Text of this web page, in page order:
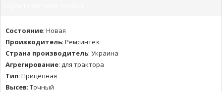
Состояние: Новая
Производитель: Ремсинтез
Страна производитель: Украина
Агрегирование: для трактора
Тип: Прицепная
Высев: Точный